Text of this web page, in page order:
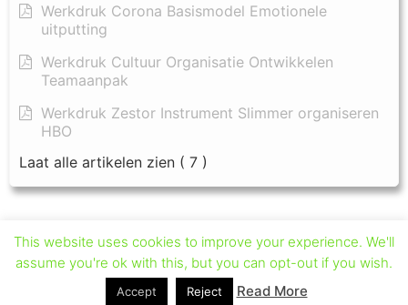
Werkdruk Corona Basismodel Emotionele
uitputting
Werkdruk Cultuur Organisatie Ontwikkelen
Teamaanpak
Werkdruk Zestor Instrument Slimmer organiseren
HBO
Laat alle artikelen zien ( 7 )
This website uses cookies to improve your experience. We'll
assume you're ok with this, but you can opt-out if you wish.
Accept Reject Read More